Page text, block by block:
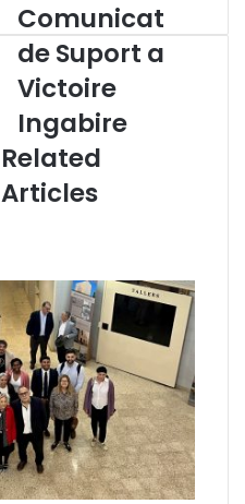
C
o
m
u
c
a
u
o
r
t
a
V
i
c
t
Comunicat
de Suport a
Victoire
Ingabire
Related
Articles